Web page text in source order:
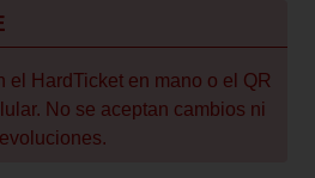
el HardTicket en mano o el QR
No se aceptan cambios ni